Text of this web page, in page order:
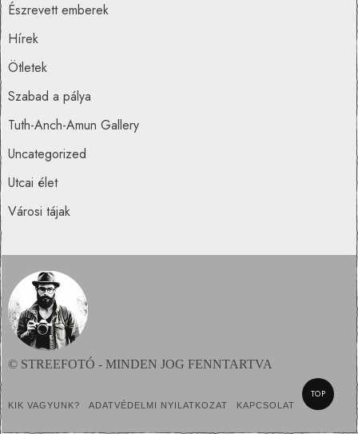
Észrevett emberek
Hírek
Ötletek
Szabad a pálya
Tuth-Anch-Amun Gallery
Uncategorized
Utcai élet
Városi tájak
© STREEFOTÓ - MINDEN JOG FENNTARTVA
KIK VAGYUNK? ADATVÉDELMI NYILATKOZAT KAPCSOLAT
TOP